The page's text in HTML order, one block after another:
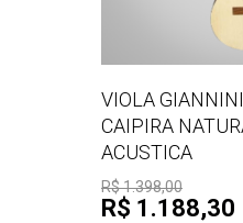
VIOLA
CAIPIRA
ACUSTICA
R$ 1.398,00
R$ 1.188,30